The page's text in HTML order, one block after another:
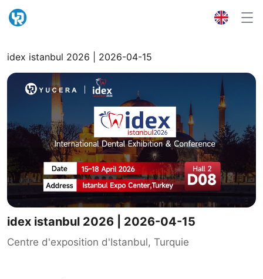
idex istanbul 2026 | 2026-04-15
idex istanbul 2026 | 2026-04-15
Centre d'exposition d'Istanbul, Turquie